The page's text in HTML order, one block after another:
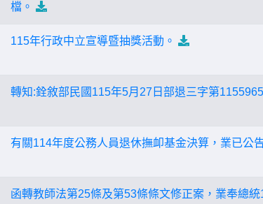
檔。
115年行政中立宣導暨抽獎活動。
轉知:銓敘部民國115年5月27日部退三字第
有關114年度公務人員退休撫卹基金決算，業已公
函轉教師法第25條及第53條條文修正案，業奉總